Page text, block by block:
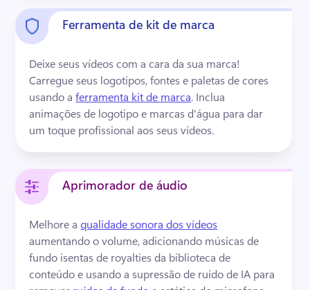
Ferramenta de kit de marca
Deixe seus vídeos com a cara da sua marca!
Carregue seus logotipos, fontes e paletas de cores
usando a ferramenta kit de marca. Inclua
animações de logotipo e marcas d'água para dar
um toque profissional aos seus vídeos.
Aprimorador de áudio
Melhore a qualidade sonora dos vídeos
aumentando o volume, adicionando músicas de
fundo isentas de royalties da biblioteca de
conteúdo e usando a supressão de ruído de IA para